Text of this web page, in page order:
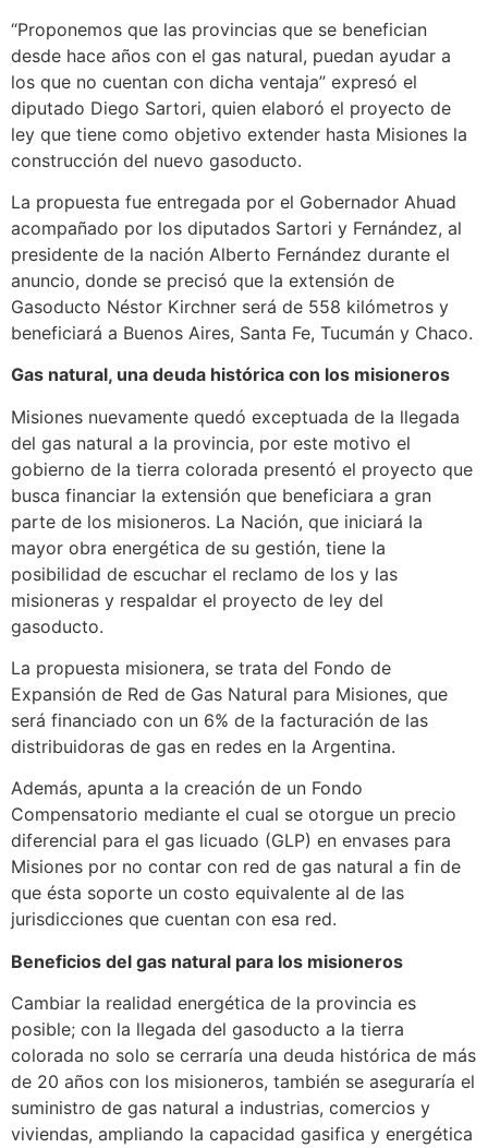
“Proponemos que las provincias que se benefician
desde hace años con el gas natural, puedan ayudar a
los que no cuentan con dicha ventaja” expresó el
diputado Diego Sartori, quien elaboró el proyecto de
ley que tiene como objetivo extender hasta Misiones la
construcción del nuevo gasoducto.
La propuesta fue entregada por el Gobernador Ahuad
acompañado por los diputados Sartori y Fernández, al
presidente de la nación Alberto Fernández durante el
anuncio, donde se precisó que la extensión de
Gasoducto Néstor Kirchner será de 558 kilómetros y
beneficiará a Buenos Aires, Santa Fe, Tucumán y Chaco.
Gas natural, una deuda histórica con los misioneros
Misiones nuevamente quedó exceptuada de la llegada
del gas natural a la provincia, por este motivo el
gobierno de la tierra colorada presentó el proyecto que
busca financiar la extensión que beneficiara a gran
parte de los misioneros. La Nación, que iniciará la
mayor obra energética de su gestión, tiene la
posibilidad de escuchar el reclamo de los y las
misioneras y respaldar el proyecto de ley del
gasoducto.
La propuesta misionera, se trata del Fondo de
Expansión de Red de Gas Natural para Misiones, que
será financiado con un 6% de la facturación de las
distribuidoras de gas en redes en la Argentina.
Además, apunta a la creación de un Fondo
Compensatorio mediante el cual se otorgue un precio
diferencial para el gas licuado (GLP) en envases para
Misiones por no contar con red de gas natural a fin de
que ésta soporte un costo equivalente al de las
jurisdicciones que cuentan con esa red.
Beneficios del gas natural para los misioneros
Cambiar la realidad energética de la provincia es
posible; con la llegada del gasoducto a la tierra
colorada no solo se cerraría una deuda histórica de más
de 20 años con los misioneros, también se aseguraría el
suministro de gas natural a industrias, comercios y
viviendas, ampliando la capacidad gasifica y energética